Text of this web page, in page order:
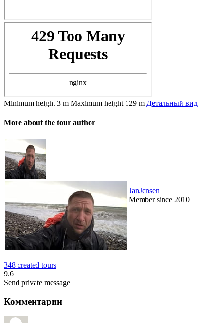
Minimum height 3 m Maximum height 129 m Детальный вид
More about the tour author
JanJensen
Member since 2010
348 created tours
9.6
Send private message
Комментарии